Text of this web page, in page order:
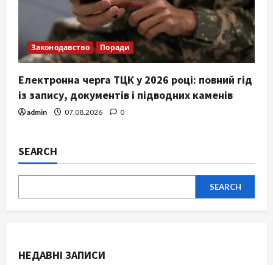
Законодавство Поради
Електронна черга ТЦК у 2026 році: повний гід
із запису, документів і підводних каменів
admin 07.08.2026 0
SEARCH
SEARCH
НЕДАВНІ ЗАПИСИ